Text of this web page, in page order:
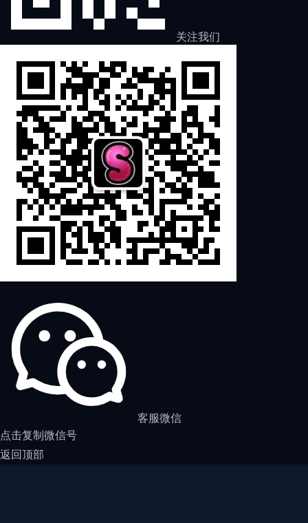
关注我们
客服微信
点击复制微信号
返回顶部